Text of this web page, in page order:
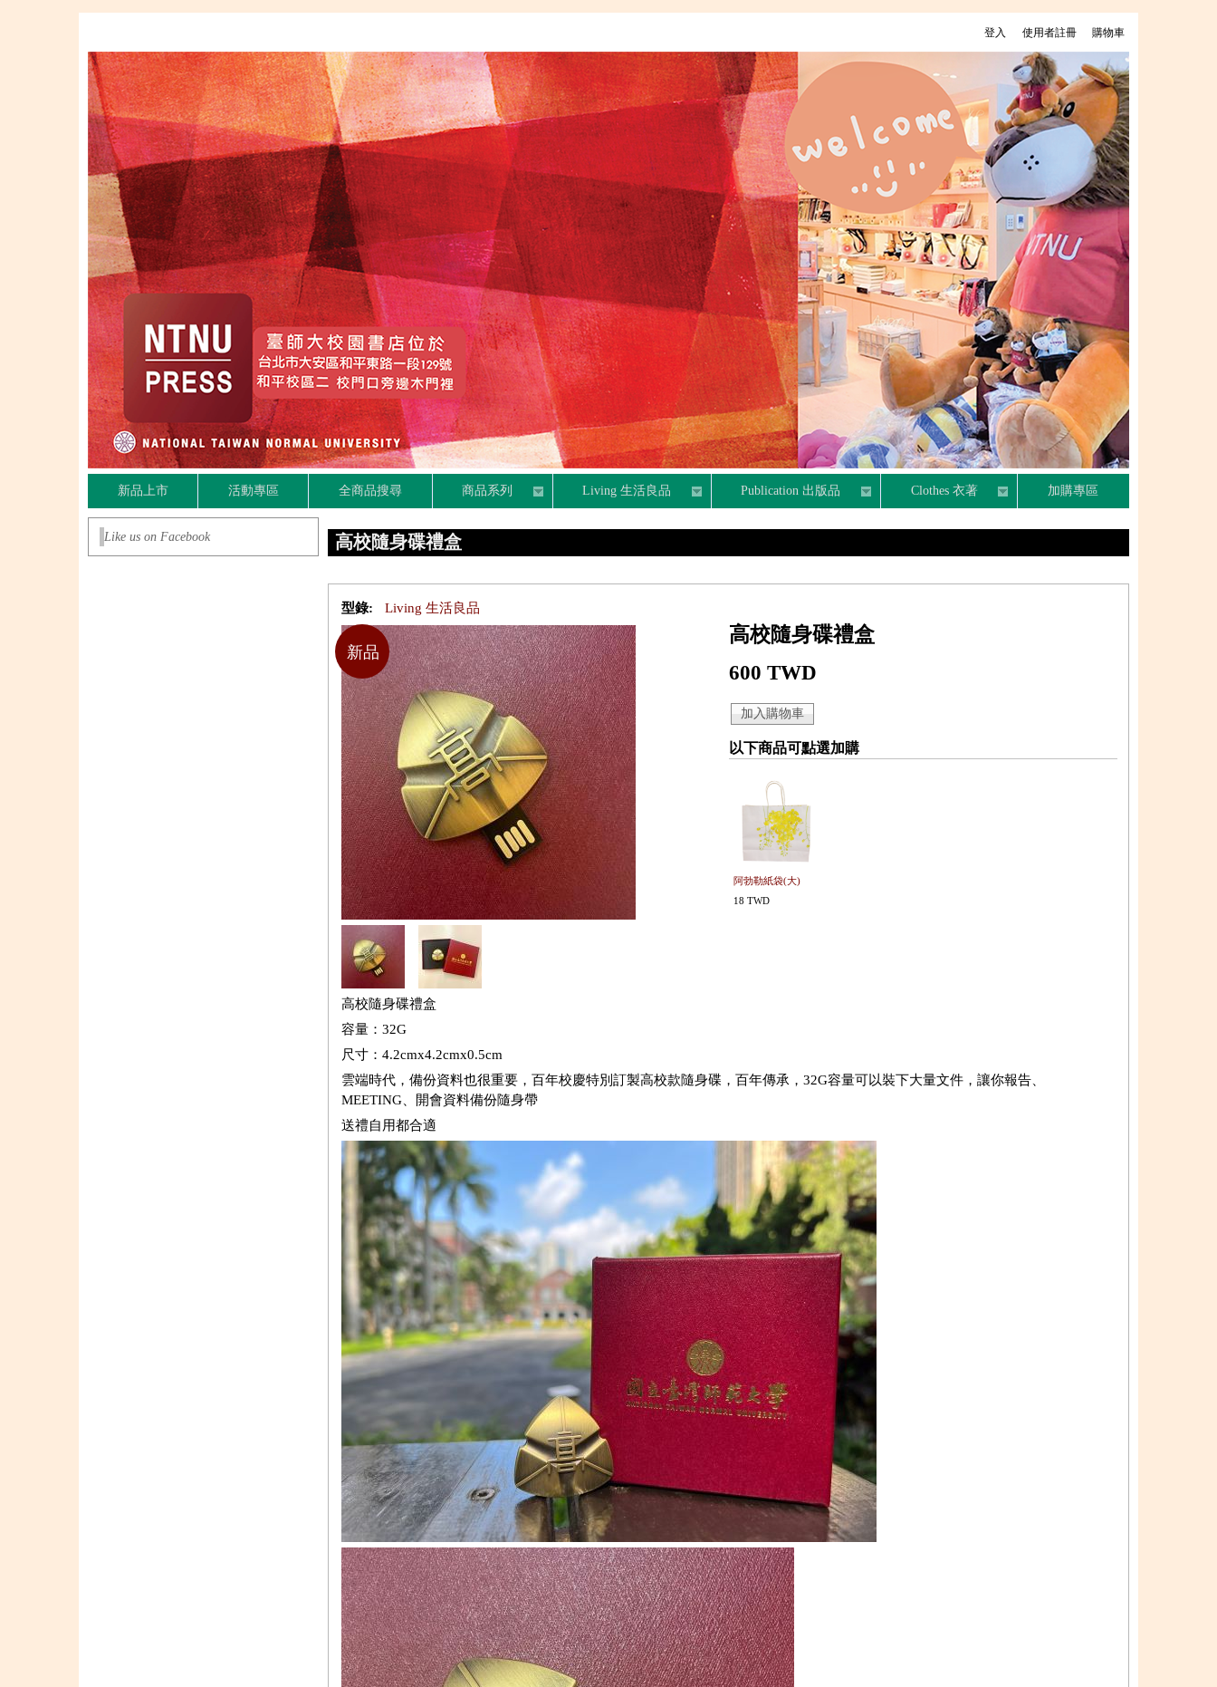
購物車
使用者註冊
登入
新品上市 活動專區 全商品搜尋 商品系列 Living 生活良品 Publication 出版品 Clothes 衣著 加購專區
高校隨身碟禮盒
型錄: Living 生活良品
新品
高校隨身碟禮盒
600 TWD
以下商品可點選加購
阿勃勒紙袋(大)
18 TWD
高校隨身碟禮盒
容量：32G
尺寸：4.2cmx4.2cmx0.5cm
雲端時代，備份資料也很重要，百年校慶特別訂製高校款隨身碟，百年傳承，32G容量可以裝下大量文件，讓你報告、
MEETING、開會資料備份隨身帶
送禮自用都合適
Like us on Facebook